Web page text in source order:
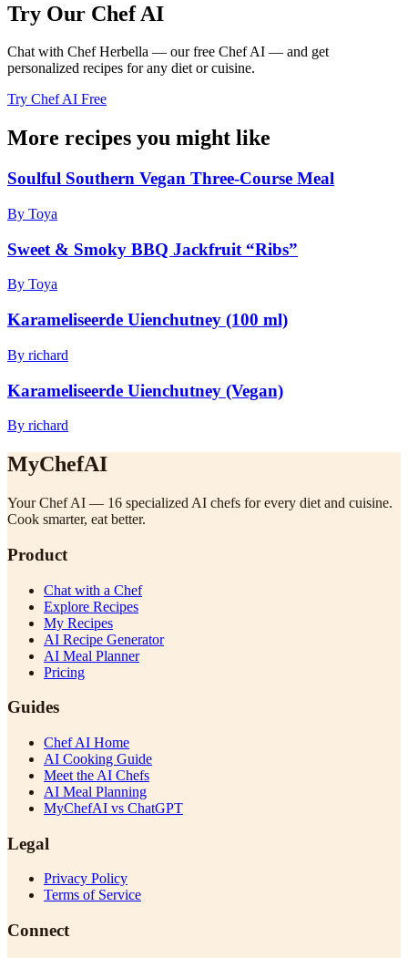
Try Our Chef AI
Chat with Chef Herbella — our free Chef AI — and get
personalized recipes for any diet or cuisine.
Try Chef AI Free
More recipes you might like
Soulful Southern Vegan Three-Course Meal
By Toya
Sweet & Smoky BBQ Jackfruit “Ribs”
By Toya
Karameliseerde Uienchutney (100 ml)
By richard
Karameliseerde Uienchutney (Vegan)
By richard
MyChefAI
Your Chef AI — 16 specialized AI chefs for every diet and cuisine.
Cook smarter, eat better.
Product
Chat with a Chef
Explore Recipes
My Recipes
AI Recipe Generator
AI Meal Planner
Pricing
Guides
Chef AI Home
AI Cooking Guide
Meet the AI Chefs
AI Meal Planning
MyChefAI vs ChatGPT
Legal
Privacy Policy
Terms of Service
Connect